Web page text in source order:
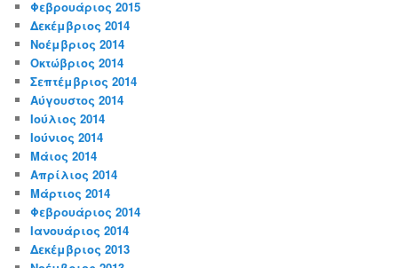
Φεβρουάριος 2015
Δεκέμβριος 2014
Νοέμβριος 2014
Οκτώβριος 2014
Σεπτέμβριος 2014
Αύγουστος 2014
Ιούλιος 2014
Ιούνιος 2014
Μάιος 2014
Απρίλιος 2014
Μάρτιος 2014
Φεβρουάριος 2014
Ιανουάριος 2014
Δεκέμβριος 2013